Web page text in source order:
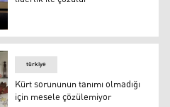
liderlik ile çözülür
türkiye
Kürt sorununun tanımı olmadığı
için mesele çözülemiyor